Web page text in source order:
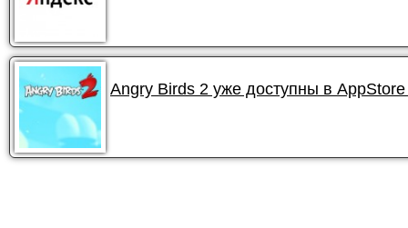
Angry Birds 2 уже доступны в